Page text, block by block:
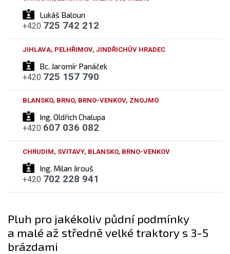
Lukáš Baloun
+420 725 742 212
Bc. Jaromír Panáček
JIHLAVA, PELHŘIMOV, JINDŘICHŮV HRADEC
+420 725 157 790
Ing. Oldřich Chalupa
BLANSKO, BRNO, BRNO-VENKOV, ZNOJMO
+420 607 036 082
Ing. Milan Jirouš
CHRUDIM, SVITAVY, BLANSKO, BRNO-VENKOV
+420 702 228 941
Pluh pro jakékoliv půdní podmínky
a malé až středně velké traktory s 3-5
brázdami